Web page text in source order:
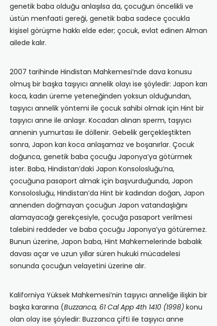
genetik baba olduğu anlaşılsa da, çocuğun öncelikli ve
üstün menfaati gereği, genetik baba sadece çocukla
kişisel görüşme hakkı elde eder; çocuk, evlat edinen Alman
ailede kalır.
2007 tarihinde Hindistan Mahkemesi’nde dava konusu
olmuş bir başka taşıyıcı annelik olayı ise şöyledir: Japon karı
koca, kadın üreme yeteneğinden yoksun olduğundan,
taşıyıcı annelik yöntemi ile çocuk sahibi olmak için Hint bir
taşıyıcı anne ile anlaşır. Kocadan alınan sperm, taşıyıcı
annenin yumurtası ile döllenir. Gebelik gerçekleştikten
sonra, Japon karı koca anlaşamaz ve boşanırlar. Çocuk
doğunca, genetik baba çocuğu Japonya’ya götürmek
ister. Baba, Hindistan’daki Japon Konsolosluğu’na,
çocuğuna pasaport almak için başvurduğunda, Japon
Konsolosluğu, Hindistan’da Hint bir kadından doğan, Japon
annenden doğmayan çocuğun Japon vatandaşlığını
alamayacağı gerekçesiyle, çocuğa pasaport verilmesi
talebini reddeder ve baba çocuğu Japonya’ya götüremez.
Bunun üzerine, Japon baba, Hint Mahkemelerinde babalık
davası açar ve uzun yıllar süren hukuki mücadelesi
sonunda çocuğun velayetini üzerine alır.
Kaliforniya Yüksek Mahkemesi’nin taşıyıcı anneliğe ilişkin bir
başka kararına (Buzzanca, 61 Cal App 4th 1410 (1998) konu
olan olay ise şöyledir: Buzzanca çifti ile taşıyıcı anne